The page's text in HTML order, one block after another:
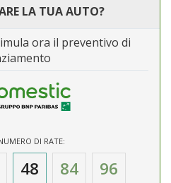
LA TUA AUTO?
ora il preventivo di
DI RATE:
48 84 96